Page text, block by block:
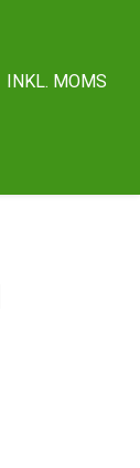
INKL. MOMS